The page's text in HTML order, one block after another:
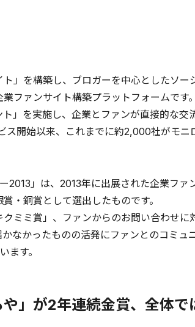
」を構築し、ブロガーを中心としたソー
ファンサイト構築プラットフォームです
」を実施し、企業とファンが直接的な交
開始以来、これまでに約2,000社がモニ
」は、2013年に出展された企業ファ
・銅賞として選出したものです。
ミミ賞」、ファンからのお問い合わせに
なかったものの活発にファンとのコミュ
ます。
」が2年連続金賞、全体